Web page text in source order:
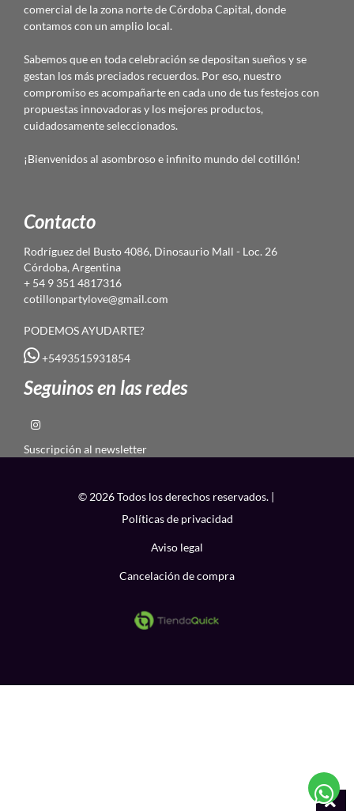
comercial de la zona norte de Córdoba Capital, donde
contamos con un amplio local.
Sabemos que en toda celebración se depositan sueños y se
gestan los más preciados recuerdos. Por eso, nuestro
compromiso es acompañarte en cada uno de tus festejos con
propuestas innovadoras y los mejores productos,
cuidadosamente seleccionados.
¡Bienvenidos al asombroso e infinito mundo del cotillón!
Contacto
Rodríguez del Busto 4086, Dinosaurio Mall - Loc. 26
Córdoba, Argentina
+ 54 9 351 4817316
cotillonpartylove@gmail.com
PODEMOS AYUDARTE?
+5493515931854
Seguinos en las redes
Suscripción al newsletter
© 2026 Todos los derechos reservados. |
Políticas de privacidad
Aviso legal
Cancelación de compra